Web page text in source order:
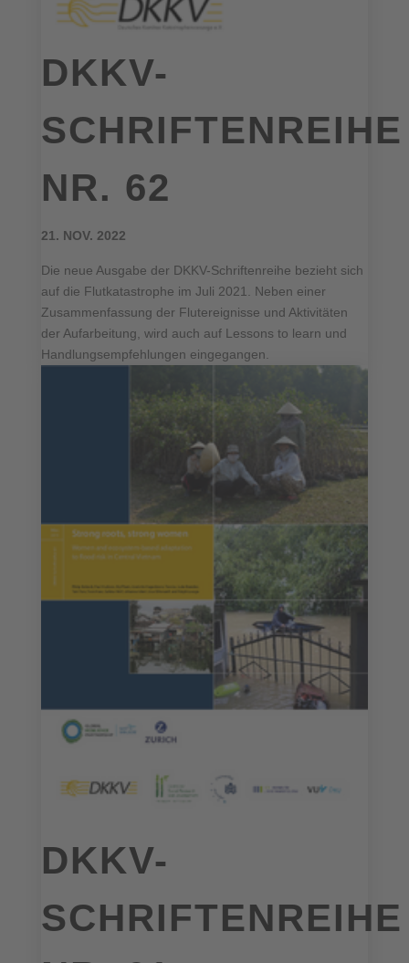
DKKV-
SCHRIFTENREIHE
NR. 62
21. NOV. 2022
Die neue Ausgabe der DKKV-Schriftenreihe bezieht sich
auf die Flutkatastrophe im Juli 2021. Neben einer
Zusammenfassung der Flutereignisse und Aktivitäten
der Aufarbeitung, wird auch auf Lessons to learn und
Handlungsempfehlungen eingegangen.
DKKV-
SCHRIFTENREIHE